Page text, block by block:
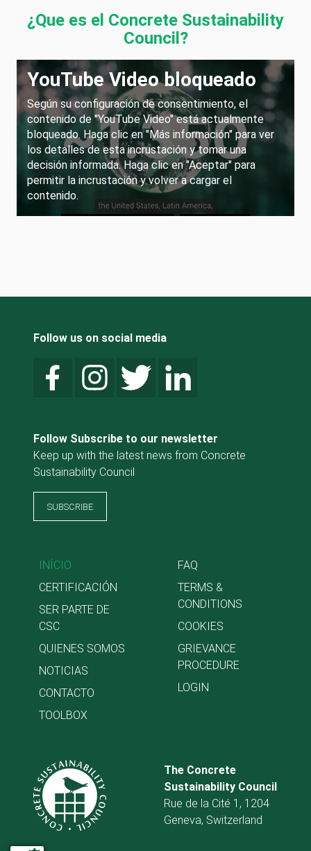
¿Que es el Concrete Sustainability
Council?
Follow us on social media
Follow Subscribe to our newsletter
Keep up with the latest news from Concrete
Sustainability Council
SUBSCRIBE
INÍCIO
CERTIFICACIÓN
SER PARTE DE
CSC
QUIENES SOMOS
NOTICIAS
CONTACTO
TOOLBOX
FAQ
TERMS &
CONDITIONS
COOKIES
GRIEVANCE
PROCEDURE
LOGIN
The Concrete
Sustainability Council
Rue de la Cité 1, 1204
Geneva, Switzerland